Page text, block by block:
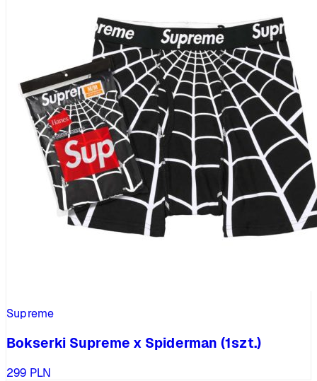
Supreme
Bokserki Supreme x Spiderman (1szt.)
299 PLN